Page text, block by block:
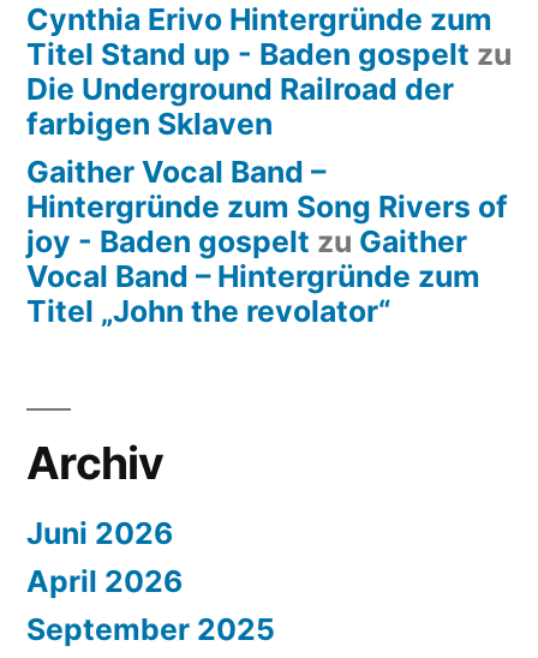
Cynthia Erivo Hintergründe zum
Titel Stand up - Baden gospelt zu
Die Underground Railroad der
farbigen Sklaven
Gaither Vocal Band –
Hintergründe zum Song Rivers of
joy - Baden gospelt zu Gaither
Vocal Band – Hintergründe zum
Titel „John the revolator“
Archiv
Juni 2026
April 2026
September 2025